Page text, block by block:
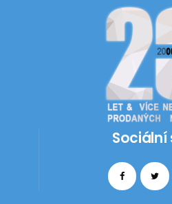
Sociální